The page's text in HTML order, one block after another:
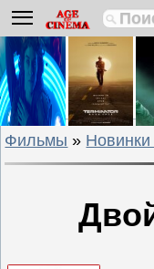
Биографии
Боевики
Вестерны
Военные
Детективы
Драмы
Фильмы » Новинки